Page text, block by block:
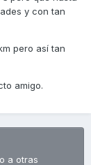
y con tan
pero así tan
amigo.
a otras